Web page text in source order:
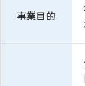
事業目的